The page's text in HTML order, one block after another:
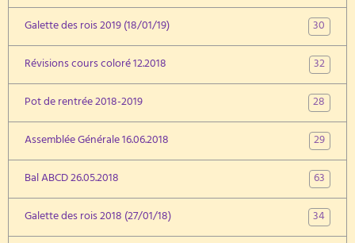
Galette des rois 2019 (18/01/19)
30
Révisions cours coloré 12.2018
32
Pot de rentrée 2018-2019
28
Assemblée Générale 16.06.2018
29
Bal ABCD 26.05.2018
63
Galette des rois 2018 (27/01/18)
34